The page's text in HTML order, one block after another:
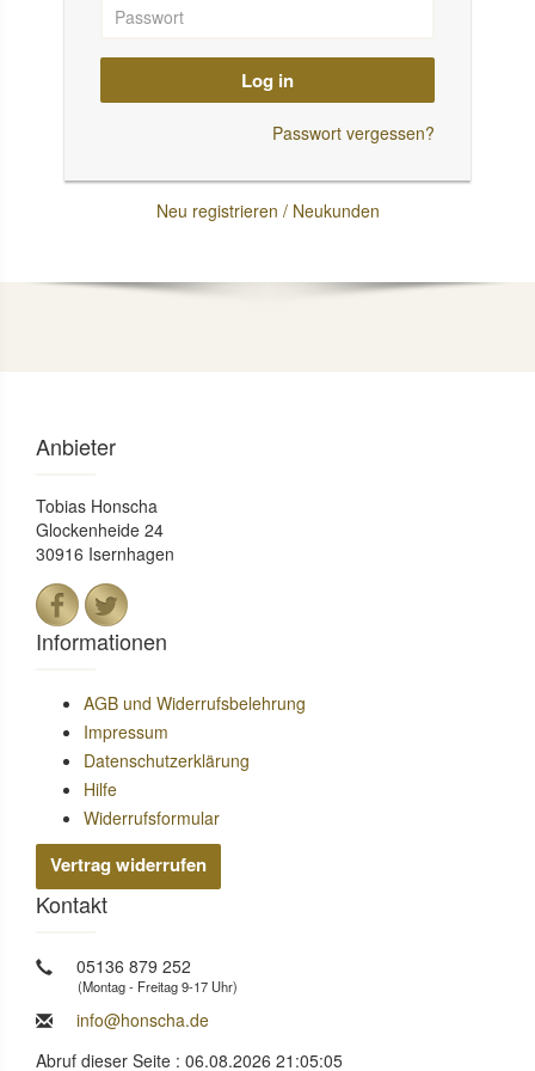
Log in
Passwort vergessen?
Neu registrieren / Neukunden
Anbieter
Tobias Honscha
Glockenheide 24
30916 Isernhagen
Informationen
AGB und Widerrufsbelehrung
Impressum
Datenschutzerklärung
Hilfe
Widerrufsformular
Vertrag widerrufen
Kontakt
05136 879 252
(Montag - Freitag 9-17 Uhr)
info@honscha.de
Abruf dieser Seite : 06.08.2026 21:05:05